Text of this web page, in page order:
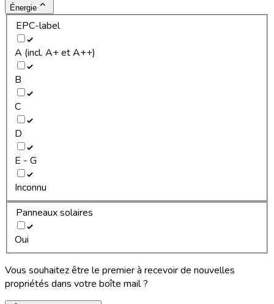
Énergie
EPC-label
A (incl. A+ et A++)
B
C
D
E - G
Inconnu
Panneaux solaires
Oui
Vous souhaitez être le premier à recevoir de nouvelles
propriétés dans votre boîte mail ?